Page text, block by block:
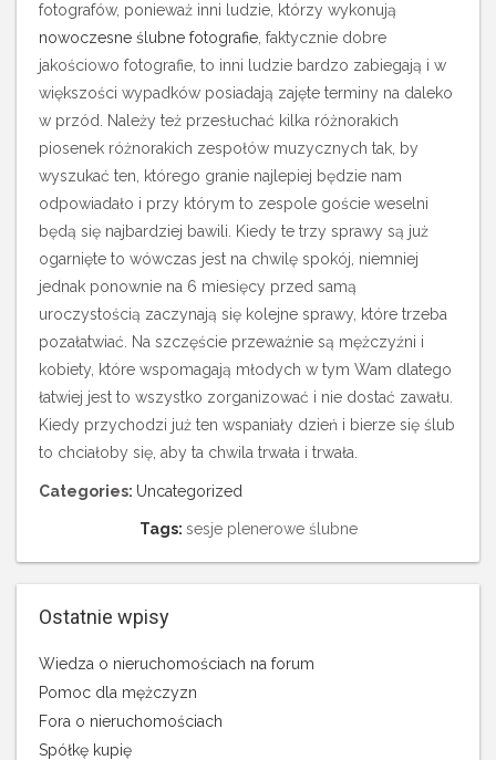
fotografów, ponieważ inni ludzie, którzy wykonują
nowoczesne ślubne fotografie , faktycznie dobre
jakościowo fotografie, to inni ludzie bardzo zabiegają i w
większości wypadków posiadają zajęte terminy na daleko
w przód. Należy też przesłuchać kilka różnorakich
piosenek różnorakich zespołów muzycznych tak, by
wyszukać ten, którego granie najlepiej będzie nam
odpowiadało i przy którym to zespole goście weselni
będą się najbardziej bawili. Kiedy te trzy sprawy są już
ogarnięte to wówczas jest na chwilę spokój, niemniej
jednak ponownie na 6 miesięcy przed samą
uroczystością zaczynają się kolejne sprawy, które trzeba
pozałatwiać. Na szczęście przeważnie są mężczyźni i
kobiety, które wspomagają młodych w tym Wam dlatego
łatwiej jest to wszystko zorganizować i nie dostać zawału.
Kiedy przychodzi już ten wspaniały dzień i bierze się ślub
to chciałoby się, aby ta chwila trwała i trwała.
Categories: Uncategorized
Tags: sesje plenerowe ślubne
Ostatnie wpisy
Wiedza o nieruchomościach na forum
Pomoc dla mężczyzn
Fora o nieruchomościach
Spółkę kupię